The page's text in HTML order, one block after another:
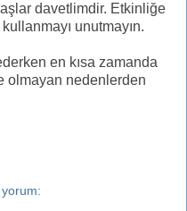
davetlimdir. Etkinliğe
unutmayın.
en kısa zamanda
olmayan nedenlerden